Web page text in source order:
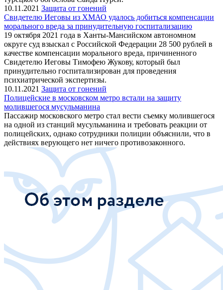
10.11.2021 Защита от гонений
Свидетелю Иеговы из ХМАО удалось добиться компенсации
морального вреда за принудительную госпитализацию
19 октября 2021 года в Ханты-Мансийском автономном
округе суд взыскал с Российской Федерации 28 500 рублей в
качестве компенсации морального вреда, причиненного
Свидетелю Иеговы Тимофею Жукову, который был
принудительно госпитализирован для проведения
психиатрической экспертизы.
10.11.2021 Защита от гонений
Полицейские в московском метро встали на защиту
молившегося мусульманина
Пассажир московского метро стал вести съемку молившегося
на одной из станций мусульманина и требовать реакции от
полицейских, однако сотрудники полиции объяснили, что в
действиях верующего нет ничего противозаконного.